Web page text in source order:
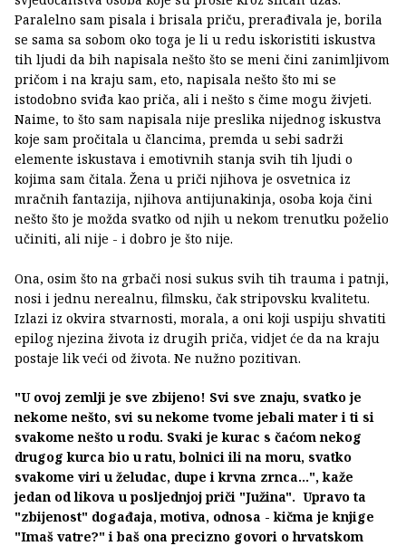
Paralelno sam pisala i brisala priču, prerađivala je, borila
se sama sa sobom oko toga je li u redu iskoristiti iskustva
tih ljudi da bih napisala nešto što se meni čini zanimljivom
pričom i na kraju sam, eto, napisala nešto što mi se
istodobno sviđa kao priča, ali i nešto s čime mogu živjeti.
Naime, to što sam napisala nije preslika nijednog iskustva
koje sam pročitala u člancima, premda u sebi sadrži
elemente iskustava i emotivnih stanja svih tih ljudi o
kojima sam čitala. Žena u priči njihova je osvetnica iz
mračnih fantazija, njihova antijunakinja, osoba koja čini
nešto što je možda svatko od njih u nekom trenutku poželio
učiniti, ali nije - i dobro je što nije.
Ona, osim što na grbači nosi sukus svih tih trauma i patnji,
nosi i jednu nerealnu, filmsku, čak stripovsku kvalitetu.
Izlazi iz okvira stvarnosti, morala, a oni koji uspiju shvatiti
epilog njezina života iz drugih priča, vidjet će da na kraju
postaje lik veći od života. Ne nužno pozitivan.
"U ovoj zemlji je sve zbijeno! Svi sve znaju, svatko je
nekome nešto, svi su nekome tvome jebali mater i ti si
svakome nešto u rodu. Svaki je kurac s čaćom nekog
drugog kurca bio u ratu, bolnici ili na moru, svatko
svakome viri u želudac, dupe i krvna zrnca...", kaže
jedan od likova u posljednjoj priči "Južina". Upravo ta
"zbijenost" događaja, motiva, odnosa - kičma je knjige
"Imaš vatre?" i baš ona precizno govori o hrvatskom